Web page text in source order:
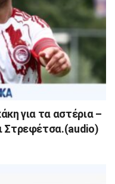
για τα αστέρια –
Στρεφέτσα.(audio)